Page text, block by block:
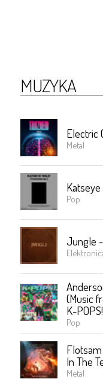
MUZYKA
Electric
Metal
Pop
Jungle
(Music
K-
Pop
In The
Metal